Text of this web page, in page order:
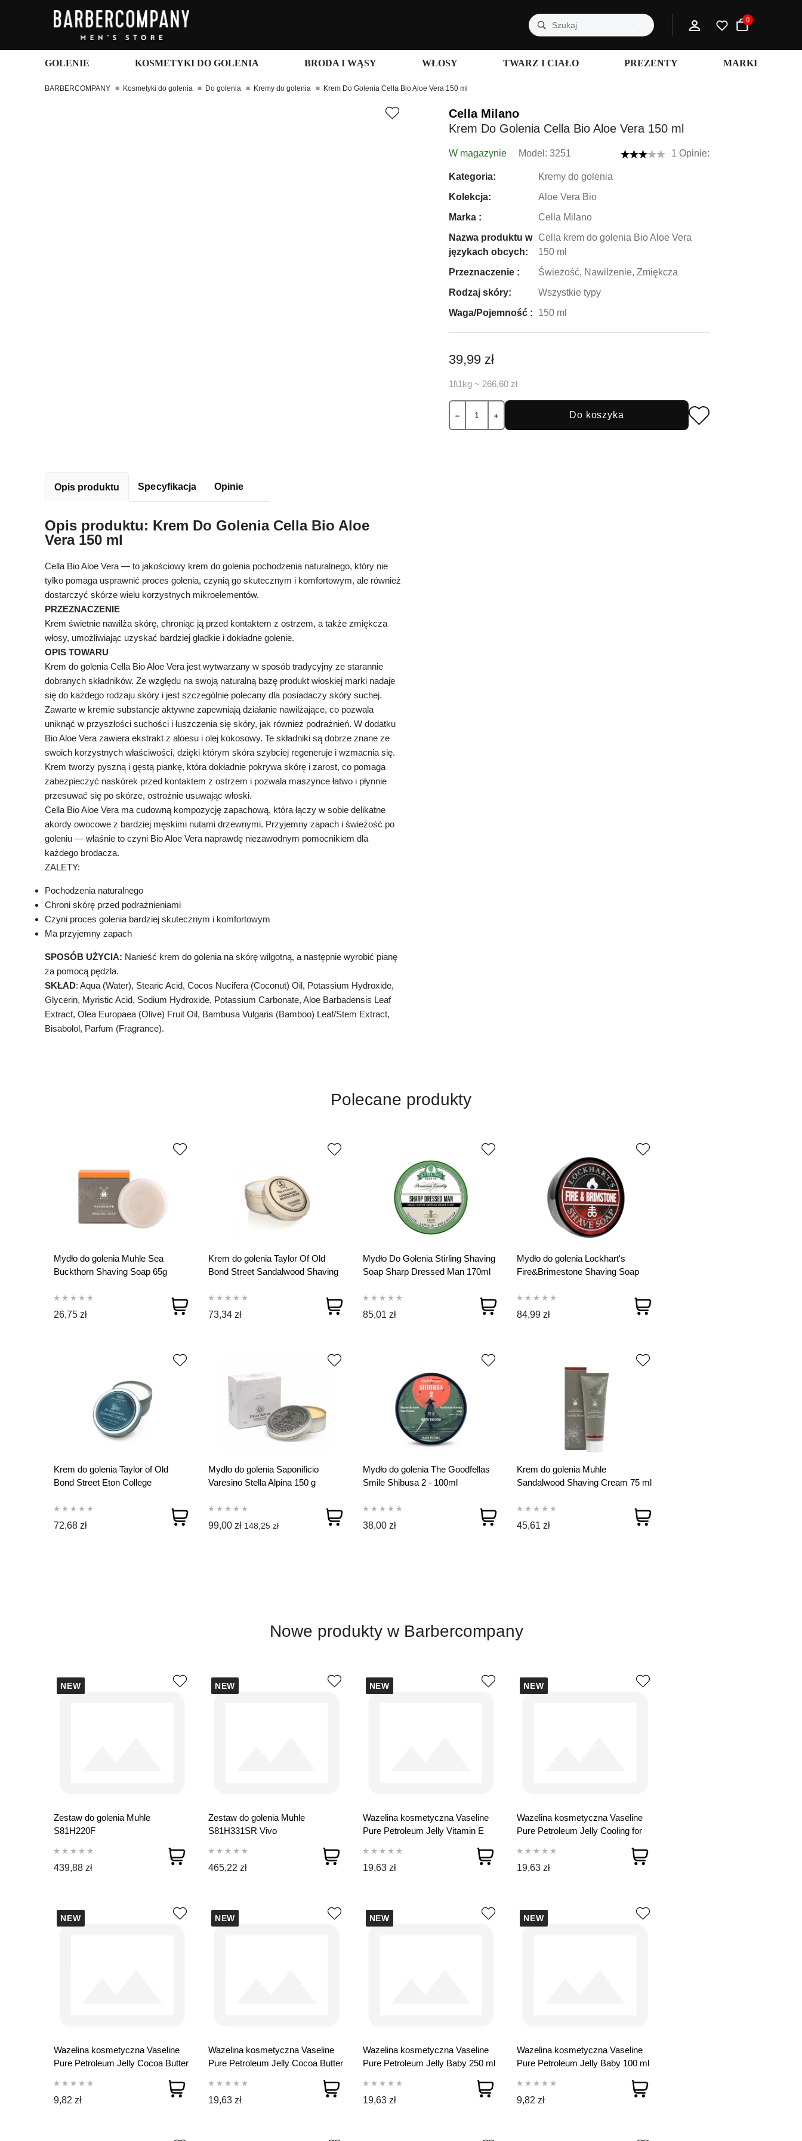
0
GOLENIE KOSMETYKI DO GOLENIA BRODA I WĄSY WŁOSY TWARZ I CIAŁO PREZENTY MARKI
BARBERCOMPANY Kosmetyki do golenia Do golenia Kremy do golenia Krem Do Golenia Cella Bio Aloe Vera 150 ml
Opis produktu Specyfikacja Opinie
Opis produktu: Krem Do Golenia Cella Bio Aloe
Vera 150 ml
Cella Bio Aloe Vera — to jakościowy krem do golenia pochodzenia naturalnego, który nie
tylko pomaga usprawnić proces golenia, czynią go skutecznym i komfortowym, ale również
dostarczyć skórze wielu korzystnych mikroelementów.
PRZEZNACZENIE
Krem świetnie nawilża skórę, chroniąc ją przed kontaktem z ostrzem, a także zmiękcza
włosy, umożliwiając uzyskać bardziej gładkie i dokładne golenie.
OPIS TOWARU
Krem do golenia Cella Bio Aloe Vera jest wytwarzany w sposób tradycyjny ze starannie
dobranych składników. Ze względu na swoją naturalną bazę produkt włoskiej marki nadaje
się do każdego rodzaju skóry i jest szczególnie polecany dla posiadaczy skóry suchej.
Zawarte w kremie substancje aktywne zapewniają działanie nawilżające, co pozwala
uniknąć w przyszłości suchości i łuszczenia się skóry, jak również podrażnień. W dodatku
Bio Aloe Vera zawiera ekstrakt z aloesu i olej kokosowy. Te składniki są dobrze znane ze
swoich korzystnych właściwości, dzięki którym skóra szybciej regeneruje i wzmacnia się.
Krem tworzy pyszną i gęstą piankę, która dokładnie pokrywa skórę i zarost, co pomaga
zabezpieczyć naskórek przed kontaktem z ostrzem i pozwala maszynce łatwo i płynnie
przesuwać się po skórze, ostrożnie usuwając włoski.
Cella Bio Aloe Vera ma cudowną kompozycję zapachową, która łączy w sobie delikatne
akordy owocowe z bardziej męskimi nutami drzewnymi. Przyjemny zapach i świeżość po
goleniu — właśnie to czyni Bio Aloe Vera naprawdę niezawodnym pomocnikiem dla
każdego brodacza.
ZALETY:
Pochodzenia naturalnego
Chroni skórę przed podrażnieniami
Czyni proces golenia bardziej skutecznym i komfortowym
Ma przyjemny zapach
SPOSÓB UŻYCIA: Nanieść krem do golenia na skórę wilgotną, a następnie wyrobić pianę
za pomocą pędzla.
SKŁAD: Aqua (Water), Stearic Acid, Cocos Nucifera (Coconut) Oil, Potassium Hydroxide,
Glycerin, Myristic Acid, Sodium Hydroxide, Potassium Carbonate, Aloe Barbadensis Leaf
Extract, Olea Europaea (Olive) Fruit Oil, Bambusa Vulgaris (Bamboo) Leaf/Stem Extract,
Bisabolol, Parfum (Fragrance).
Cella Milano
Krem Do Golenia Cella Bio Aloe Vera 150 ml
W magazynie Model: 3251 1 Opinie:
Kategoria:
Kremy do golenia
Kolekcja:
Aloe Vera Bio
Marka :
Cella Milano
Nazwa produktu w
językach obcych:
Cella krem do golenia Bio Aloe Vera
150 ml
Przeznaczenie :
Świeżość, Nawilżenie, Zmiękcza
Rodzaj skóry:
Wszystkie typy
Waga/Pojemność :
150 ml
39,99 zł
1l\1kg ~ 266,60 zł
Do koszyka
Polecane produkty
Mydło do golenia Muhle Sea
Buckthorn Shaving Soap 65g
26,75 zł
Krem do golenia Taylor Of Old
Bond Street Sandalwood Shaving
73,34 zł
Mydło Do Golenia Stirling Shaving
Soap Sharp Dressed Man 170ml
85,01 zł
Mydło do golenia Lockhart's
Fire&Brimestone Shaving Soap
84,99 zł
Krem do golenia Taylor of Old
Bond Street Eton College
72,68 zł
Mydło do golenia Saponificio
Varesino Stella Alpina 150 g
99,00 zł 148,25 zł
Mydło do golenia The Goodfellas
Smile Shibusa 2 - 100ml
38,00 zł
Krem do golenia Muhle
Sandalwood Shaving Cream 75 ml
45,61 zł
Nowe produkty w Barbercompany
NEW
Zestaw do golenia Muhle
S81H220F
439,88 zł
NEW
Zestaw do golenia Muhle
S81H331SR Vivo
465,22 zł
NEW
Wazelina kosmetyczna Vaseline
Pure Petroleum Jelly Vitamin E
19,63 zł
NEW
Wazelina kosmetyczna Vaseline
Pure Petroleum Jelly Cooling for
19,63 zł
NEW
Wazelina kosmetyczna Vaseline
Pure Petroleum Jelly Cocoa Butter
9,82 zł
NEW
Wazelina kosmetyczna Vaseline
Pure Petroleum Jelly Cocoa Butter
19,63 zł
NEW
Wazelina kosmetyczna Vaseline
Pure Petroleum Jelly Baby 250 ml
19,63 zł
NEW
Wazelina kosmetyczna Vaseline
Pure Petroleum Jelly Baby 100 ml
9,82 zł